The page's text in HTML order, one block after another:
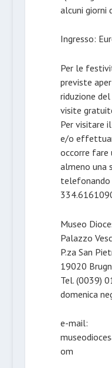
alcuni giorni
Ingresso:
Per le
previste
riduzione
visite
Per visitare
e/o
occorre fare
almeno una
telefonando
Museo
Palazzo
P.za San
19020
Tel. (0039)
domenica
e-mail:
om